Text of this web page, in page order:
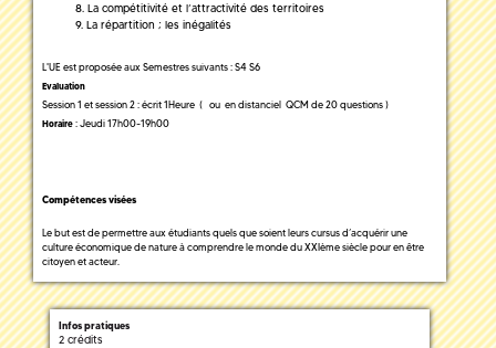
La compétitivité et l’attractivité des territoires
La répartition ; les inégalités
L'UE est proposée aux Semestres suivants : S4 S6
Evaluation
Session 1 et session 2 : écrit 1Heure ( ou en distanciel QCM de 20 questions )
Horaire : Jeudi 17h00-19h00
Compétences visées
Le but est de permettre aux étudiants quels que soient leurs cursus d’acquérir une
culture économique de nature à comprendre le monde du XXIème siècle pour en être
citoyen et acteur.
Infos pratiques
2 crédits